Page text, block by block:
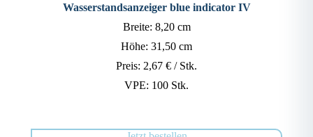
Wasserstandsanzeiger blue indicator IV
Breite: 8,20 cm
Höhe: 31,50 cm
Preis: 2,67 € / Stk.
VPE: 100 Stk.